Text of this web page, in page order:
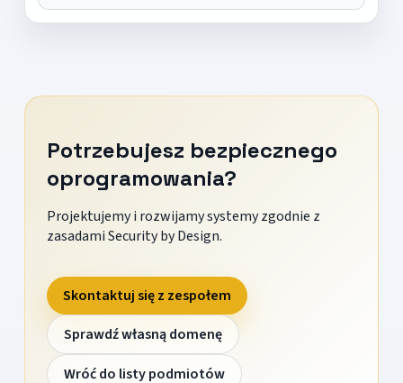
Potrzebujesz bezpiecznego
oprogramowania?
Projektujemy i rozwijamy systemy zgodnie z
zasadami Security by Design.
Skontaktuj się z zespołem
Sprawdź własną domenę
Wróć do listy podmiotów